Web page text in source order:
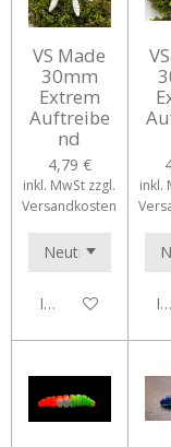
VS Made
30mm
Extrem
Auftreibe
nd
4,79 €
inkl. MwSt zzgl.
Versandkosten
In den Warenkorb
inkl.